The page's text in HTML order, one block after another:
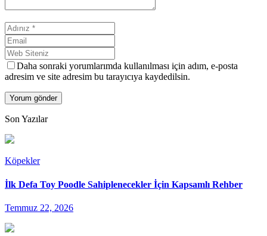
Daha sonraki yorumlarımda kullanılması için adım, e-posta
adresim ve site adresim bu tarayıcıya kaydedilsin.
Son Yazılar
Köpekler
İlk Defa Toy Poodle Sahiplenecekler İçin Kapsamlı Rehber
Temmuz 22, 2026